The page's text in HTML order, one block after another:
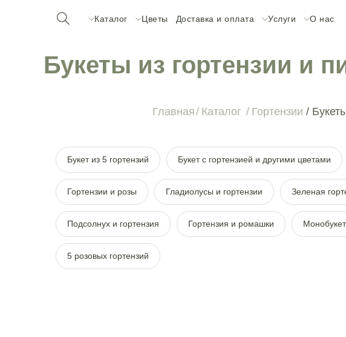
Каталог Цветы Доставка и оплата Услуги О нас
Букеты из гортензии и
Главная Гортензии /
/ Каталог /
Букет из 5 гортензий Букет с гортензией и другими цветами
Гортензии и розы Гладиолусы и гортензии Зеленая
Подсолнух и гортензия Гортензия и ромашки
5 розовых гортензий